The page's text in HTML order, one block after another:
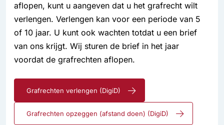
aflopen, kunt u aangeven dat u het grafrecht wilt
verlengen. Verlengen kan voor een periode van 5
of 10 jaar. U kunt ook wachten totdat u een brief
van ons krijgt. Wij sturen de brief in het jaar
voordat de grafrechten aflopen.
Grafrechten verlengen (DigiD)
Grafrechten opzeggen (afstand doen) (DigiD)